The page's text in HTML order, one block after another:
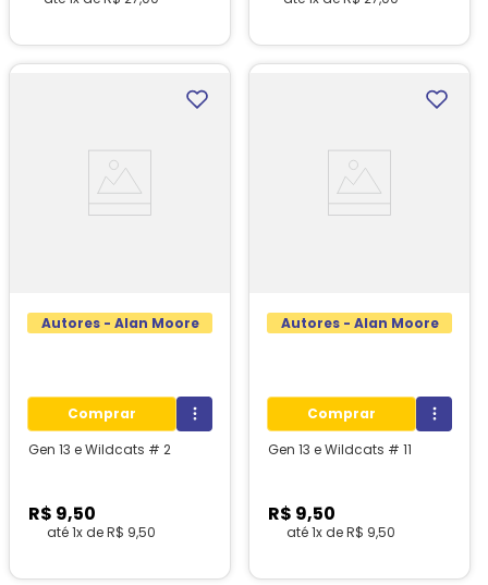
Autores - Alan Moore
Comprar
Gen 13 e Wildcats # 2
R$ 9,50
até1x deR$ 9,50
Autores - Alan Moore
Comprar
Gen 13 e Wildcats # 11
R$ 9,50
até1x deR$ 9,50